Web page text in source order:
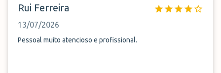
Rui Ferreira
13/07/2026
Pessoal muito atencioso e profissional.